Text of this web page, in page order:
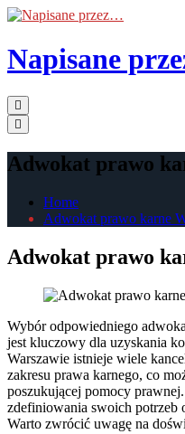
Skip
the
content
Napisane
Primary
Menu
Adwokat prawo
Home
Adwokat prawo karne
Adwokat prawo
Wybór odpowiedniego
jest kluczowy dla uzyskania
Warszawie istnieje wiele
zakresu prawa karnego, co
poszukującej pomocy
zdefiniowania swoich potrzeb
Warto zwrócić uwagę na